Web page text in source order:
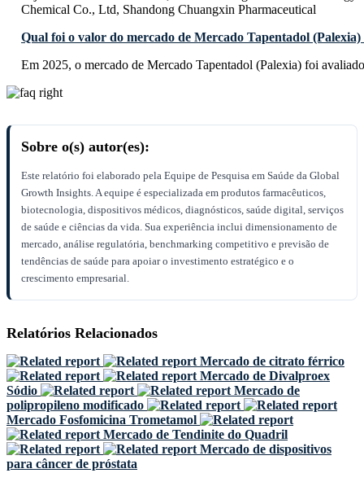
Chemical Co., Ltd, Shandong Chuangxin Pharmaceutical
Qual foi o valor do mercado de Mercado Tapentadol (Palexia)
Em 2025, o mercado de Mercado Tapentadol (Palexia) foi
Sobre o(s) autor(es):
Este relatório foi elaborado pela Equipe de Pesquisa em Saúde da Global
Growth Insights. A equipe é especializada em produtos farmacêuticos,
biotecnologia, dispositivos médicos, diagnósticos, saúde digital, serviços
de saúde e ciências da vida. Sua experiência inclui dimensionamento de
mercado, análise regulatória, benchmarking competitivo e previsão de
tendências de saúde para apoiar o investimento estratégico e o
crescimento empresarial.
Relatórios Relacionados
Mercado de citrato férrico
Mercado de Divalproex
Sódio
Mercado de
polipropileno modificado
Mercado Fosfomicina Trometamol
Mercado de Tendinite do Quadril
Mercado de dispositivos
para câncer de próstata